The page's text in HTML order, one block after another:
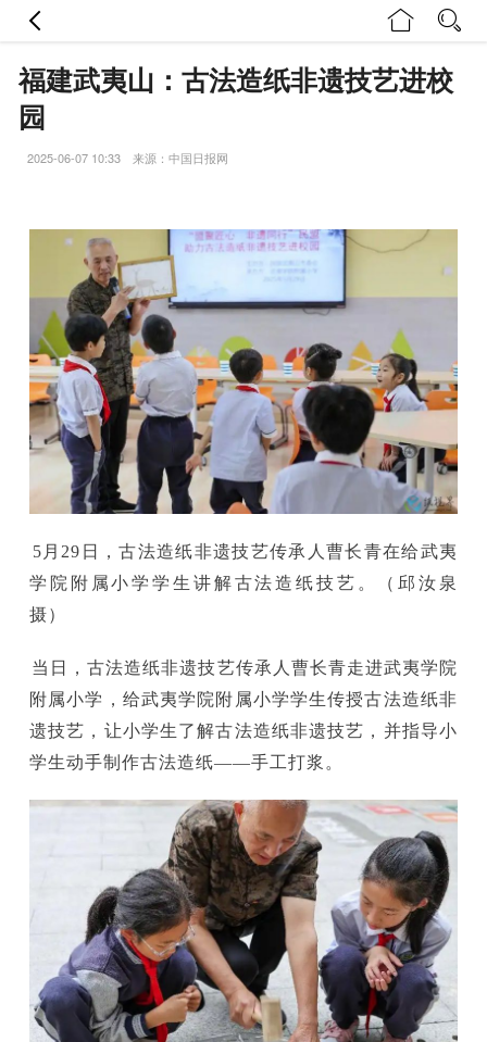
福建武夷山：古法造纸非遗技艺进校
园
2025-06-07 10:33 来源：中国日报网
月29日，古法造纸非遗技艺传承人曹长青在给武夷
学院附属小学学生讲解古法造纸技艺。（邱汝泉
摄）
日，古法造纸非遗技艺传承人曹长青走进武夷学院
附属小学，给武夷学院附属小学学生传授古法造纸非
遗技艺，让小学生了解古法造纸非遗技艺，并指导小
学生动手制作古法造纸——手工打浆。